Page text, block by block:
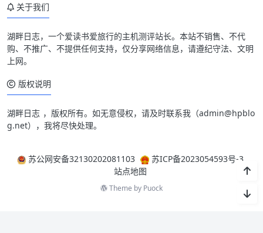
关于我们
湖畔日志，一个爱读书爱旅行的主机测评站长。本站不销售、不代
购、不推广、不提供任何支持，仅分享网络信息，请遵纪守法、文明
上网。
版权说明
湖畔日志 ，版权所有。如无意侵权，请及时联系我（admin@hpblo
g.net），我将尽快处理。
苏公网安备32130202081103
苏ICP备2023054593号-3
站点地图
Theme by Puock